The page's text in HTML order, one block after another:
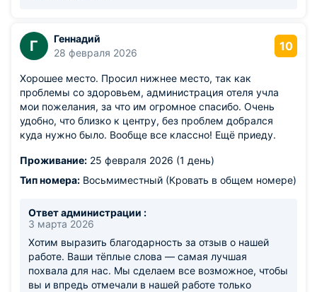
Г
Геннадий
28 февраля 2026
10
Хорошее место. Просил нижнее место, так как
проблемы со здоровьем, администрация отеля учла
мои пожелания, за что им огромное спасибо. Очень
удобно, что близко к центру, без проблем добрался
куда нужно было. Вообще все классно! Ещё приеду.
Проживание: 25 февраля 2026 (1 день)
Тип номера: Восьмиместный (Кровать в общем номере)
Ответ администрации :
3 марта 2026
Хотим выразить благодарность за отзыв о нашей
работе. Ваши тёплые слова — самая лучшая
похвала для нас. Мы сделаем все возможное, чтобы
вы и впредь отмечали в нашей работе только